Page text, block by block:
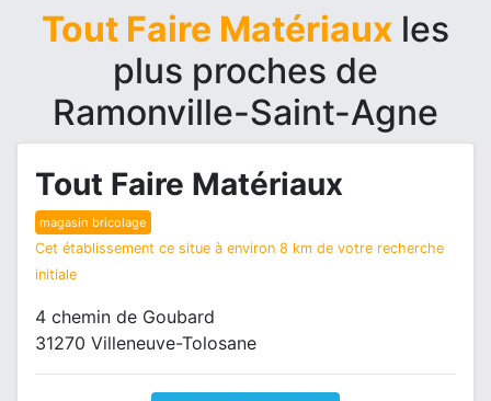
Tout Faire Matériaux les
plus proches de
Ramonville-Saint-Agne
Tout Faire Matériaux
magasin bricolage
Cet établissement ce situe à environ 8 km de votre recherche
initiale
4 chemin de Goubard
31270 Villeneuve-Tolosane